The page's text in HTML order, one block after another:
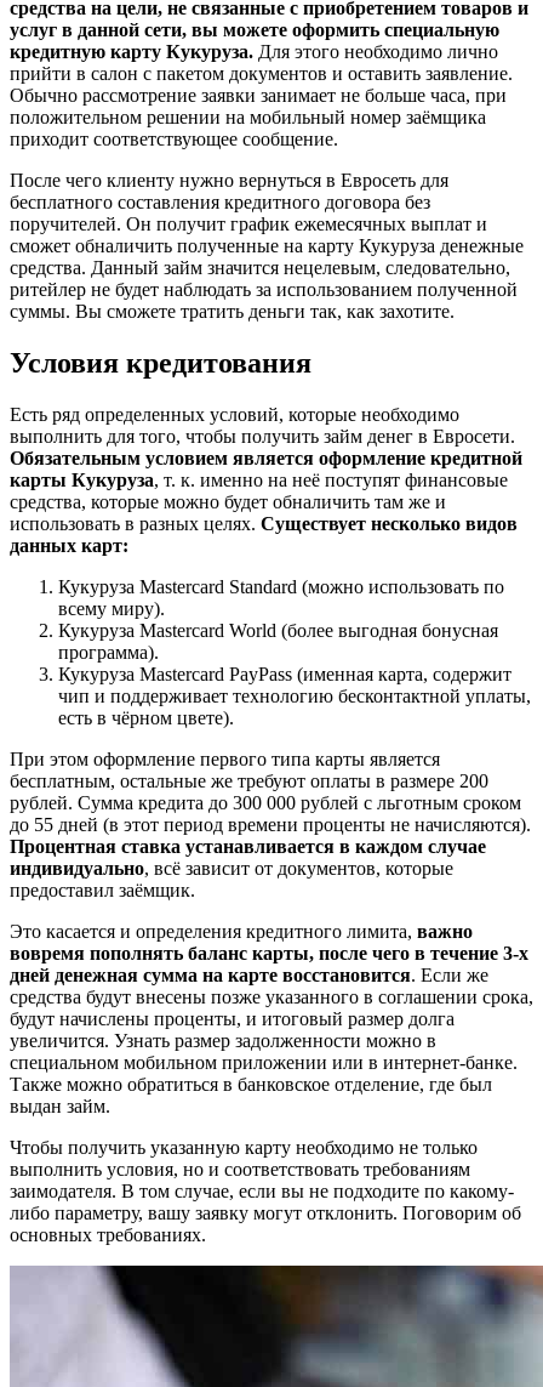
средства на цели, не связанные с приобретением товаров и
услуг в данной сети, вы можете оформить специальную
кредитную карту Кукуруза. Для этого необходимо лично
прийти в салон с пакетом документов и оставить заявление.
Обычно рассмотрение заявки занимает не больше часа, при
положительном решении на мобильный номер заёмщика
приходит соответствующее сообщение.
После чего клиенту нужно вернуться в Евросеть для
бесплатного составления кредитного договора без
поручителей. Он получит график ежемесячных выплат и
сможет обналичить полученные на карту Кукуруза денежные
средства. Данный займ значится нецелевым, следовательно,
ритейлер не будет наблюдать за использованием полученной
суммы. Вы сможете тратить деньги так, как захотите.
Условия кредитования
Есть ряд определенных условий, которые необходимо
выполнить для того, чтобы получить займ денег в Евросети.
Обязательным условием является оформление кредитной
карты Кукуруза, т. к. именно на неё поступят финансовые
средства, которые можно будет обналичить там же и
использовать в разных целях. Существует несколько видов
данных карт:
Кукуруза Masterсard Standard (можно использовать по
всему миру).
Кукуруза Masterсard World (более выгодная бонусная
программа).
Кукуруза Masterсard PayPass (именная карта, содержит
чип и поддерживает технологию бесконтактной уплаты,
есть в чёрном цвете).
При этом оформление первого типа карты является
бесплатным, остальные же требуют оплаты в размере 200
рублей. Сумма кредита до 300 000 рублей с льготным сроком
до 55 дней (в этот период времени проценты не начисляются).
Процентная ставка устанавливается в каждом случае
индивидуально, всё зависит от документов, которые
предоставил заёмщик.
Это касается и определения кредитного лимита, важно
вовремя пополнять баланс карты, после чего в течение 3-х
дней денежная сумма на карте восстановится. Если же
средства будут внесены позже указанного в соглашении срока,
будут начислены проценты, и итоговый размер долга
увеличится. Узнать размер задолженности можно в
специальном мобильном приложении или в интернет-банке.
Также можно обратиться в банковское отделение, где был
выдан займ.
Чтобы получить указанную карту необходимо не только
выполнить условия, но и соответствовать требованиям
заимодателя. В том случае, если вы не подходите по какому-
либо параметру, вашу заявку могут отклонить. Поговорим об
основных требованиях.